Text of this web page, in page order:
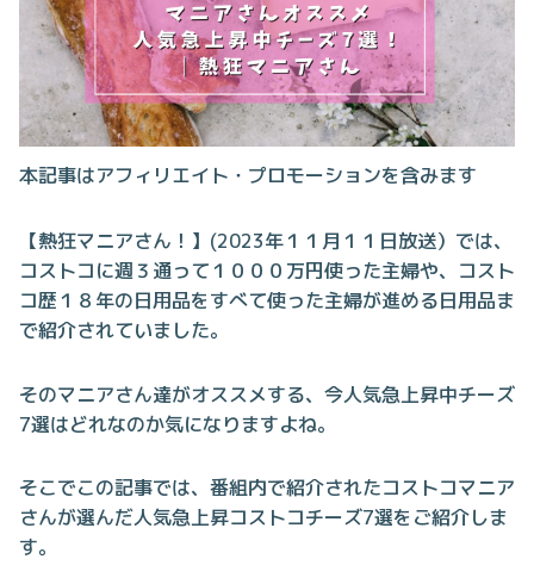
本記事はアフィリエイト・プロモーションを含みます
【熱狂マニアさん！】(2023年１１月１１日放送）では、
コストコに週３通って１０００万円使った主婦や、コスト
コ歴１８年の日用品をすべて使った主婦が進める日用品ま
で紹介されていました。
そのマニアさん達がオススメする、今人気急上昇中チーズ
7選はどれなのか気になりますよね。
そこでこの記事では、番組内で紹介されたコストコマニア
さんが選んだ人気急上昇コストコチーズ7選をご紹介しま
す。